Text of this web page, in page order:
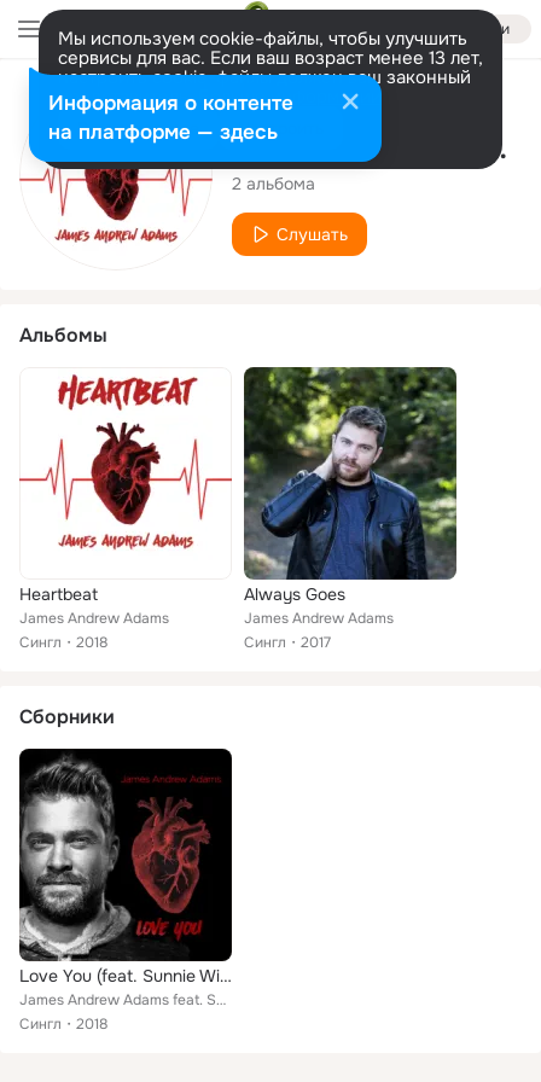
Войти
Мы используем cookie-файлы, чтобы улучшить
сервисы для вас. Если ваш возраст менее 13 лет,
настроить cookie-файлы должен ваш законный
представитель. Больше информации
Разрешить все Настроить
Исполнитель
James Andrew Adams
2 альбома
Слушать
Альбомы
Heartbeat
James Andrew Adams
Сингл
2018
Always Goes
James Andrew Adams
Сингл
2017
Сборники
Love You (feat. Sunnie Williams)
James Andrew Adams feat. Sunnie Williams
Сингл
2018
Информация о контенте
на платформе — здесь